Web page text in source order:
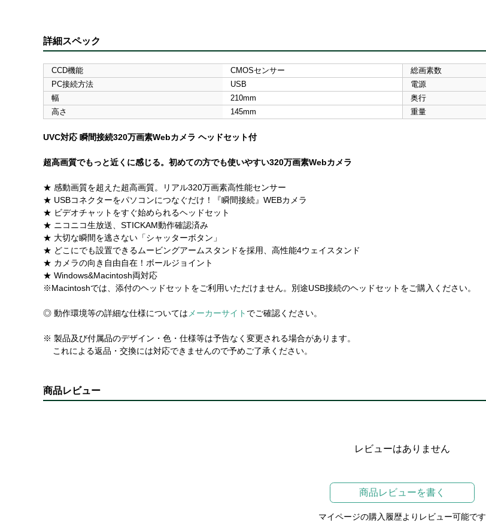
詳細スペック
CCD機能 CMOSセンサー 総画素数
PC接続方法
USB 電源
幅
210mm 奥行
高さ
145mm 重量
UVC対応 瞬間接続320万画素Webカメラ ヘッドセット付
超高画質でもっと近くに感じる。初めての方でも使いやすい320万画素Webカメラ
★ 感動画質を超えた超高画質。リアル320万画素高性能センサー
★ USBコネクターをパソコンにつなぐだけ！『瞬間接続』WEBカメラ
★ ビデオチャットをすぐ始められるヘッドセット
★ ニコニコ生放送、STICKAM動作確認済み
★ 大切な瞬間を逃さない「シャッターボタン」
★ どこにでも設置できるムービングアームスタンドを採用、高性能4ウェイスタンド
★ カメラの向き自由自在！ボールジョイント
★ Windows&Macintosh両対応
※Macintoshでは、添付のヘッドセットをご利用いただけません。別途USB接続のヘッドセットをご購入ください。
◎ 動作環境等の詳細な仕様については メーカーサイト でご確認ください。
※ 製品及び付属品のデザイン・色・仕様等は予告なく変更される場合があります。
これによる返品・交換には対応できませんので予めご了承ください。
商品レビュー
レビューはありません
商品レビューを書く
マイページの購入履歴よりレビュー可能です